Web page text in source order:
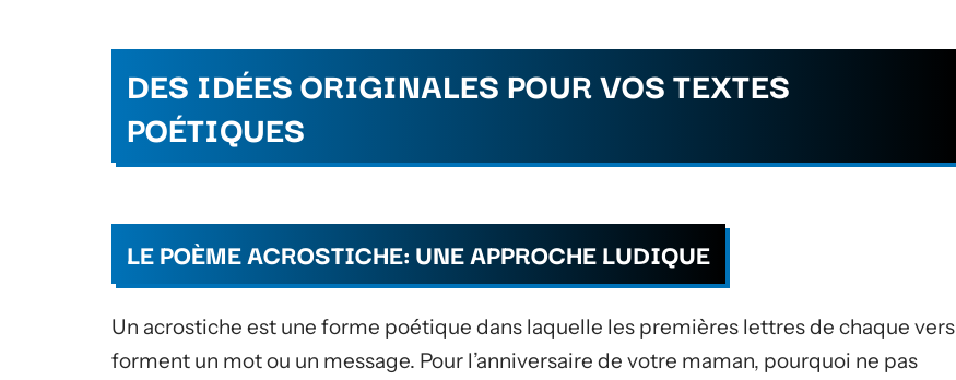
DES IDÉES ORIGINALES POUR VOS TEXTES
POÉTIQUES
LE POÈME ACROSTICHE: UNE APPROCHE LUDIQUE
Un acrostiche est une forme poétique dans laquelle les premières lettres de chaque vers
forment un mot ou un message. Pour l’anniversaire de votre maman, pourquoi ne pas